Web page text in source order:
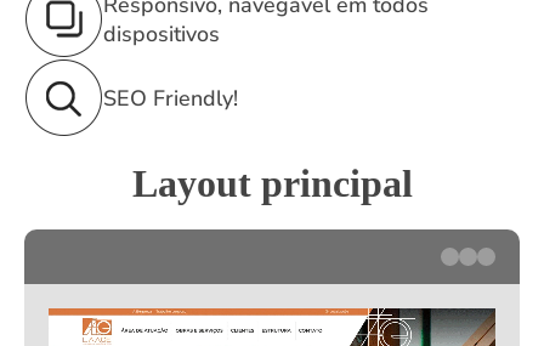
dispositivos
SEO Friendly!
Layout principal